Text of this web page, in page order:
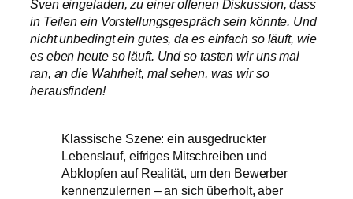
Sven eingeladen, zu einer offenen Diskussion, dass
in Teilen ein Vorstellungsgespräch sein könnte. Und
nicht unbedingt ein gutes, da es einfach so läuft, wie
es eben heute so läuft. Und so tasten wir uns mal
ran, an die Wahrheit, mal sehen, was wir so
herausfinden!
Klassische Szene: ein ausgedruckter
Lebenslauf, eifriges Mitschreiben und
Abklopfen auf Realität, um den Bewerber
kennenzulernen – an sich überholt, aber